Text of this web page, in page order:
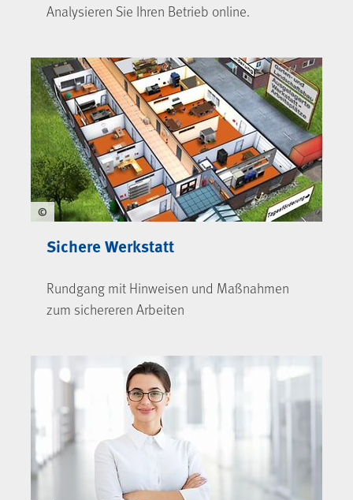
Analysieren Sie Ihren Betrieb online.
©
Sichere Werkstatt
Rundgang mit Hinweisen und Maßnahmen
zum sichereren Arbeiten